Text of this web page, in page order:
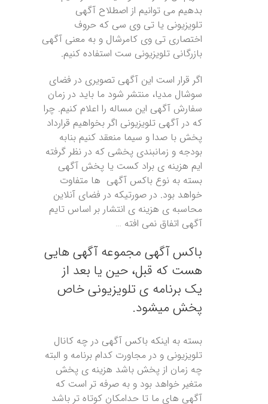
بدهیم می توانیم از اصطلاح آگهی
تلویزیونی یا تی وی سی که حروف
اختصاری تی وی کامرشال و به معنی آگهی
بازرگانی تلویزیونی ست استفاده کنیم.
اگر قرار است این آگهی تصویری در فضای
سوشال مدیا، منتشر شود ما باید در زمان
سفارش آگهی این مساله را اعلام کنیم. چرا
که در آگهی تلویزیونی اگر بخواهیم قرارداد
پخش با صدا و سیما منعقد کنیم بنابه
بودجه و زمانبندی پخشی که در نظر گرفته
ایم هزینه ی براد کست یا پخش آگهی
بسته به نوع باکس آگهی ها متفاوت
خواهد بود. در صورتیکه در فضای آنلاین
محاسبه ی هزینه ی انتشار بر اساس تایم
آگهی اتفاق نمی افته …
باکس آگهی مجموعه آگهی هایی
هست که قبل، حین یا بعد از
یک برنامه ی تلویزیونی خاص
پخش میشود.
بسته به اینکه باکس آگهی در چه کانال
تلویزیونی و در مجاورت کدام برنامه و البته
چه زمان از پخش باشد هزینه ی پخش
متغیر خواهد بود و به صرفه تر است که
آگهی های ما تا حدامکان کوتاه تر باشد